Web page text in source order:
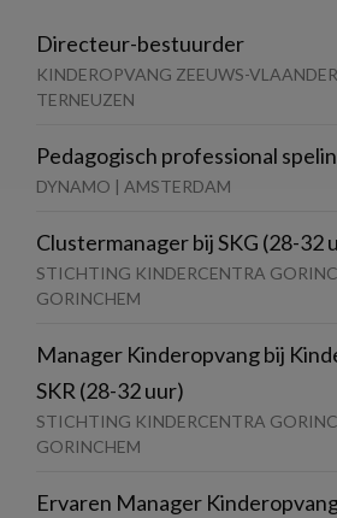
Directeur-bestuurder
KINDEROPVANG ZEEUWS-
TERNEUZEN
Pedagogisch professional
DYNAMO | AMSTERDAM
Clustermanager bij SKG (28-32
STICHTING KINDERCENTRA
GORINCHEM
Manager Kinderopvang bij
SKR (28-32 uur)
STICHTING KINDERCENTRA
GORINCHEM
Ervaren Manager